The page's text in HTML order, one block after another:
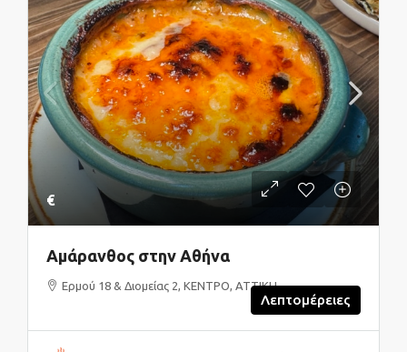
€
Αμάρανθος στην Αθήνα
Ερμού 18 & Διομείας 2, ΚΕΝΤΡΟ, ΑΤΤΙΚΗ
Λεπτομέρειες